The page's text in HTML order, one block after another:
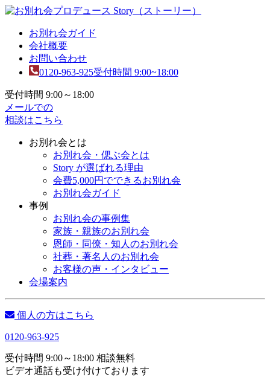
お別れ会ガイド
会社概要
お問い合わせ
0120-963-925受付時間 9:00~18:00
受付時間 9:00～18:00
メールでの
相談はこちら
お別れ会とは
お別れ会・偲ぶ会とは
Story が選ばれる理由
会費5,000円でできるお別れ会
お別れ会ガイド
事例
お別れ会の事例集
家族・親族のお別れ会
恩師・同僚・知人のお別れ会
社葬・著名人のお別れ会
お客様の声・インタビュー
会場案内
個人の方はこちら
0120-963-925
受付時間 9:00～18:00 相談無料
ビデオ通話も受け付けております